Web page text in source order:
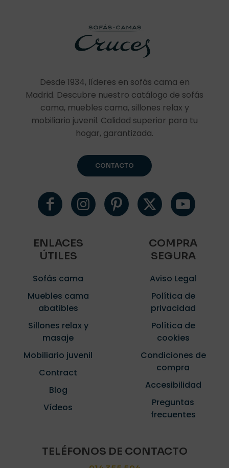
Desde 1934, líderes en sofás cama en
Madrid. Descubre nuestro catálogo de sofás
cama, muebles cama, sillones relax y
mobiliario juvenil. Calidad superior para tu
hogar, garantizada.
CONTACTO
ENLACES
ÚTILES
Sofás cama
Muebles cama
abatibles
Sillones relax y
masaje
Mobiliario juvenil
Contract
Blog
Vídeos
COMPRA
SEGURA
Aviso Legal
Política de
privacidad
Política de
cookies
Condiciones de
compra
Accesibilidad
Preguntas
frecuentes
TELÉFONOS DE CONTACTO